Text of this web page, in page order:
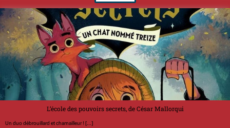
L’école des pouvoirs secrets, de César Mallorqui
Un duo débrouillard et chamailleur ! [...]